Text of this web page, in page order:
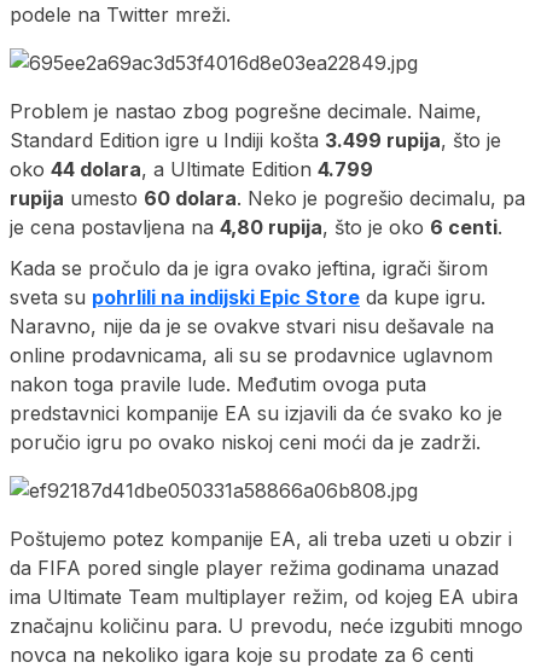
podele na Twitter mreži.
Problem je nastao zbog pogrešne decimale. Naime,
Standard Edition igre u Indiji košta 3.499 rupija, što je
oko 44 dolara, a Ultimate Edition 4.799
rupija umesto 60 dolara. Neko je pogrešio decimalu, pa
je cena postavljena na 4,80 rupija, što je oko 6 centi.
Kada se pročulo da je igra ovako jeftina, igrači širom
sveta su pohrlili na indijski Epic Store da kupe igru.
Naravno, nije da je se ovakve stvari nisu dešavale na
online prodavnicama, ali su se prodavnice uglavnom
nakon toga pravile lude. Međutim ovoga puta
predstavnici kompanije EA su izjavili da će svako ko je
poručio igru po ovako niskoj ceni moći da je zadrži.
Poštujemo potez kompanije EA, ali treba uzeti u obzir i
da FIFA pored single player režima godinama unazad
ima Ultimate Team multiplayer režim, od kojeg EA ubira
značajnu količinu para. U prevodu, neće izgubiti mnogo
novca na nekoliko igara koje su prodate za 6 centi